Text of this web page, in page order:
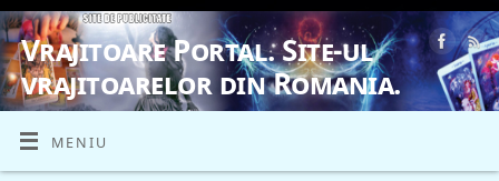
Vrajitoare Portal. Site-ul
vrajitoarelor din Romania.
VRAJITOARE, VRAJITOARELE, VRAJITOARE
MENIU